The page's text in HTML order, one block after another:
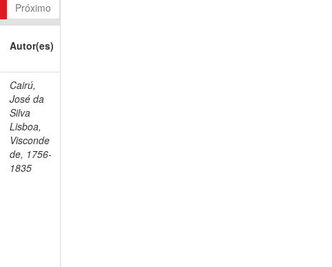
Próximo
Autor(es)
Cairú,
José da
Silva
Lisboa,
Visconde
de, 1756-
1835